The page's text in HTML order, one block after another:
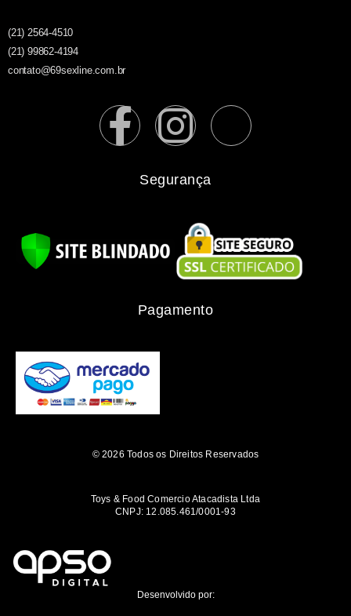
(21) 2564-4510
(21) 99862-4194
contato@69sexline.com.br
Segurança
Pagamento
© 2026 Todos os Direitos Reservados
Toys & Food Comercio Atacadista Ltda
CNPJ: 12.085.461/0001-93
Desenvolvido por: